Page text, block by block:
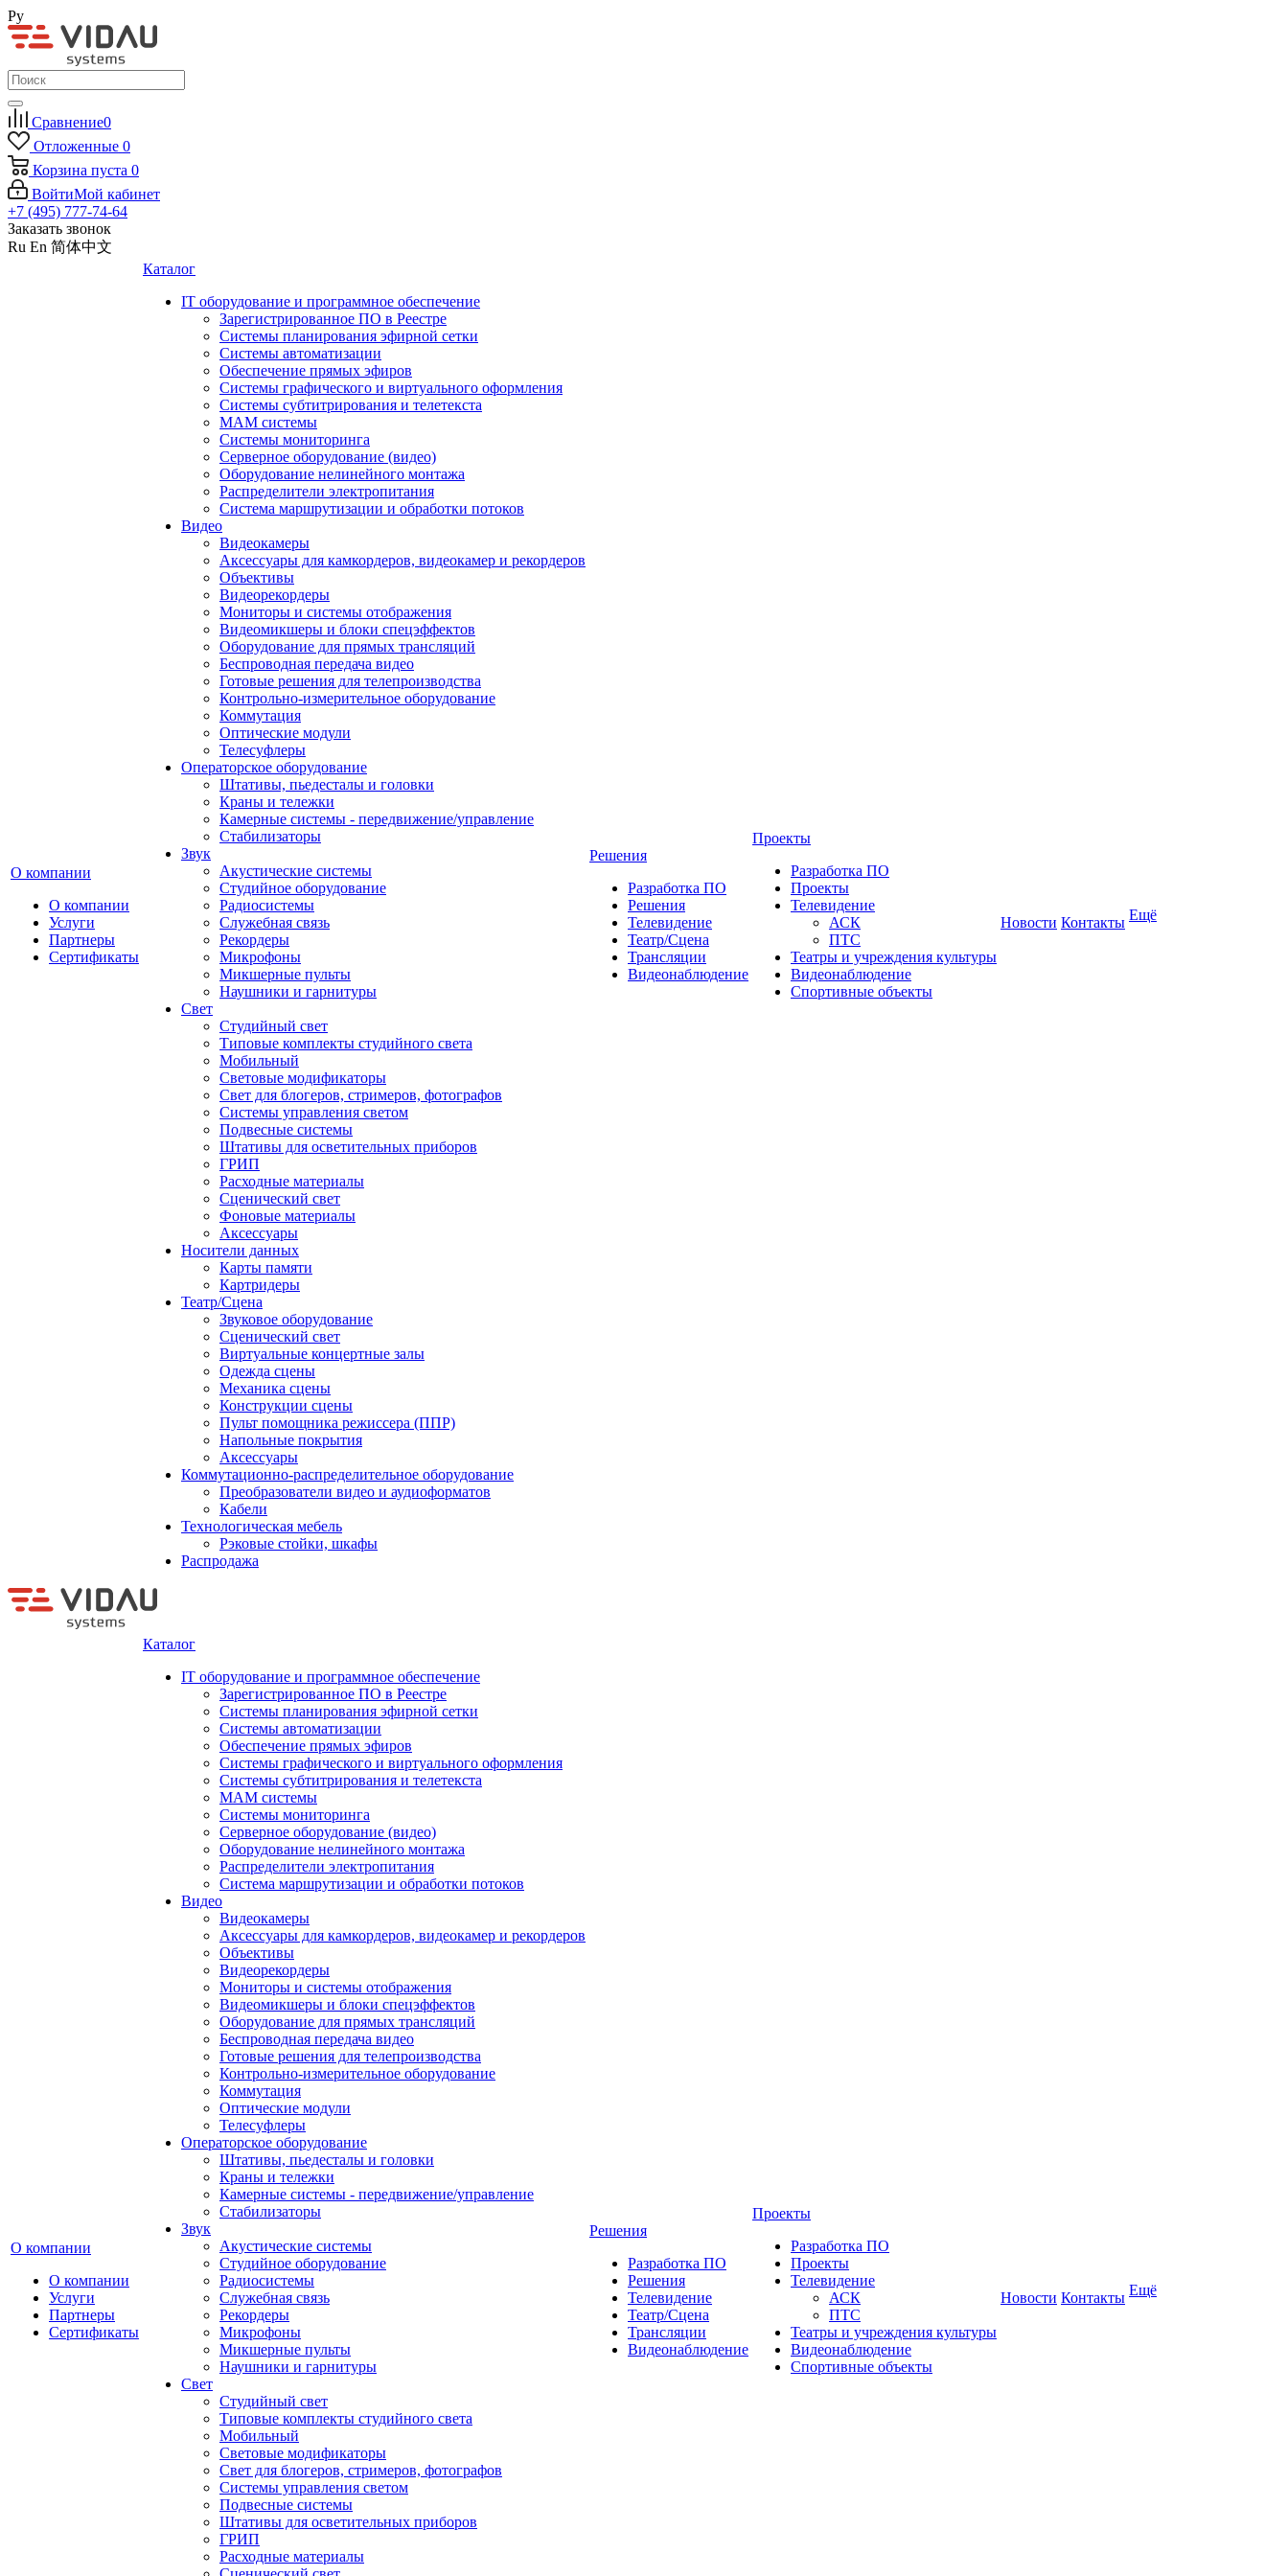
Ру
Сравнение0
Отложенные 0
Корзина пуста 0
ВойтиМой кабинет
+7 (495) 777-74-64
Заказать звонок
Ru En 简体中文
О компании
О компании
Услуги
Партнеры
Сертификаты
Каталог
IT оборудование и программное обеспечение
Зарегистрированное ПО в Реестре
Системы планирования эфирной сетки
Системы автоматизации
Обеспечение прямых эфиров
Системы графического и виртуального оформления
Системы субтитрирования и телетекста
MAM системы
Системы мониторинга
Серверное оборудование (видео)
Оборудование нелинейного монтажа
Распределители электропитания
Система маршрутизации и обработки потоков
Видео
Видеокамеры
Аксессуары для камкордеров, видеокамер и рекордеров
Объективы
Видеорекордеры
Мониторы и системы отображения
Видеомикшеры и блоки спецэффектов
Оборудование для прямых трансляций
Беспроводная передача видео
Готовые решения для телепроизводства
Контрольно-измерительное оборудование
Коммутация
Оптические модули
Телесуфлеры
Операторское оборудование
Штативы, пьедесталы и головки
Краны и тележки
Камерные системы - передвижение/управление
Стабилизаторы
Звук
Акустические системы
Студийное оборудование
Радиосистемы
Служебная связь
Рекордеры
Микрофоны
Микшерные пульты
Наушники и гарнитуры
Свет
Студийный свет
Типовые комплекты студийного света
Мобильный
Световые модификаторы
Свет для блогеров, стримеров, фотографов
Системы управления светом
Подвесные системы
Штативы для осветительных приборов
ГРИП
Расходные материалы
Сценический свет
Фоновые материалы
Аксессуары
Носители данных
Карты памяти
Картридеры
Театр/Сцена
Звуковое оборудование
Сценический свет
Виртуальные концертные залы
Одежда сцены
Механика сцены
Конструкции сцены
Пульт помощника режиссера (ППР)
Напольные покрытия
Аксессуары
Коммутационно-распределительное оборудование
Преобразователи видео и аудиоформатов
Кабели
Технологическая мебель
Рэковые стойки, шкафы
Распродажа
Решения
Разработка ПО
Решения
Телевидение
Театр/Сцена
Трансляции
Видеонаблюдение
Проекты
Разработка ПО
Проекты
Телевидение
АСК
ПТС
Театры и учреждения культуры
Видеонаблюдение
Спортивные объекты
Новости Контакты Ещё
О компании
О компании
Услуги
Партнеры
Сертификаты
Каталог
IT оборудование и программное обеспечение
Зарегистрированное ПО в Реестре
Системы планирования эфирной сетки
Системы автоматизации
Обеспечение прямых эфиров
Системы графического и виртуального оформления
Системы субтитрирования и телетекста
MAM системы
Системы мониторинга
Серверное оборудование (видео)
Оборудование нелинейного монтажа
Распределители электропитания
Система маршрутизации и обработки потоков
Видео
Видеокамеры
Аксессуары для камкордеров, видеокамер и рекордеров
Объективы
Видеорекордеры
Мониторы и системы отображения
Видеомикшеры и блоки спецэффектов
Оборудование для прямых трансляций
Беспроводная передача видео
Готовые решения для телепроизводства
Контрольно-измерительное оборудование
Коммутация
Оптические модули
Телесуфлеры
Операторское оборудование
Штативы, пьедесталы и головки
Краны и тележки
Камерные системы - передвижение/управление
Стабилизаторы
Звук
Акустические системы
Студийное оборудование
Радиосистемы
Служебная связь
Рекордеры
Микрофоны
Микшерные пульты
Наушники и гарнитуры
Свет
Студийный свет
Типовые комплекты студийного света
Мобильный
Световые модификаторы
Свет для блогеров, стримеров, фотографов
Системы управления светом
Подвесные системы
Штативы для осветительных приборов
ГРИП
Расходные материалы
Решения
Разработка ПО
Решения
Телевидение
Театр/Сцена
Трансляции
Видеонаблюдение
Проекты
Разработка ПО
Проекты
Телевидение
АСК
ПТС
Театры и учреждения культуры
Видеонаблюдение
Спортивные объекты
Новости Контакты Ещё